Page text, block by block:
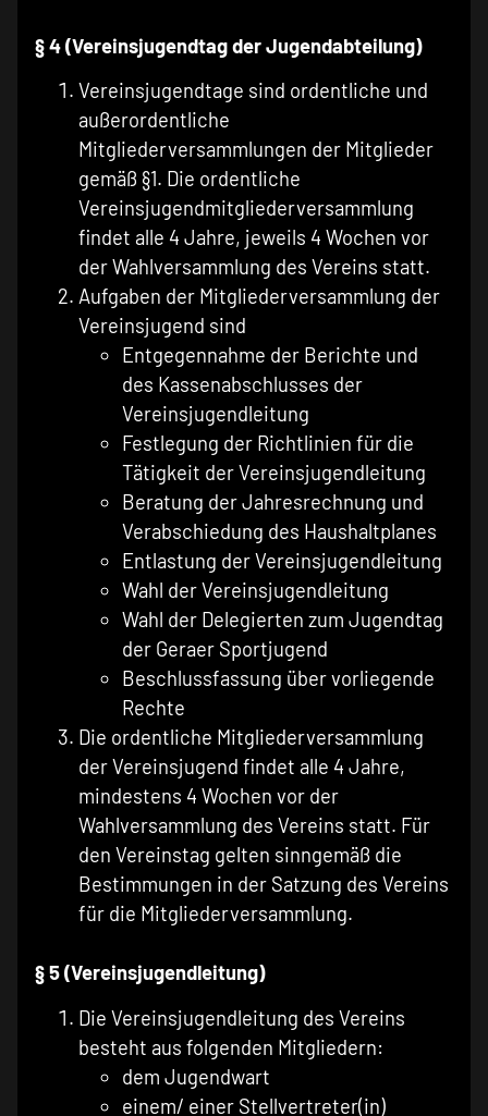
§ 4 (Vereinsjugendtag der Jugendabteilung)
Vereinsjugendtage sind ordentliche und
außerordentliche
Mitgliederversammlungen der Mitglieder
gemäß §1. Die ordentliche
Vereinsjugendmitgliederversammlung
findet alle 4 Jahre, jeweils 4 Wochen vor
der Wahlversammlung des Vereins statt.
Aufgaben der Mitgliederversammlung der
Vereinsjugend sind
Entgegennahme der Berichte und
des Kassenabschlusses der
Vereinsjugendleitung
Festlegung der Richtlinien für die
Tätigkeit der Vereinsjugendleitung
Beratung der Jahresrechnung und
Verabschiedung des Haushaltplanes
Entlastung der Vereinsjugendleitung
Wahl der Vereinsjugendleitung
Wahl der Delegierten zum Jugendtag
der Geraer Sportjugend
Beschlussfassung über vorliegende
Rechte
Die ordentliche Mitgliederversammlung
der Vereinsjugend findet alle 4 Jahre,
mindestens 4 Wochen vor der
Wahlversammlung des Vereins statt. Für
den Vereinstag gelten sinngemäß die
Bestimmungen in der Satzung des Vereins
für die Mitgliederversammlung.
§ 5 (Vereinsjugendleitung)
Die Vereinsjugendleitung des Vereins
besteht aus folgenden Mitgliedern:
dem Jugendwart
einem/ einer Stellvertreter(in)